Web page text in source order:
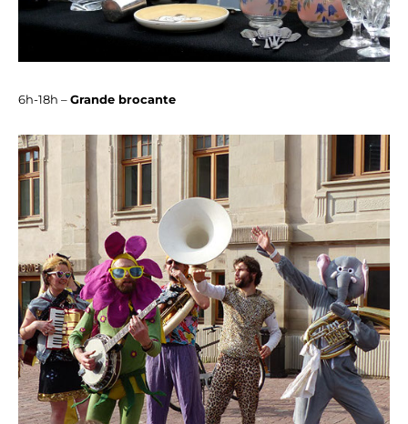
6h-18h –Grande brocante